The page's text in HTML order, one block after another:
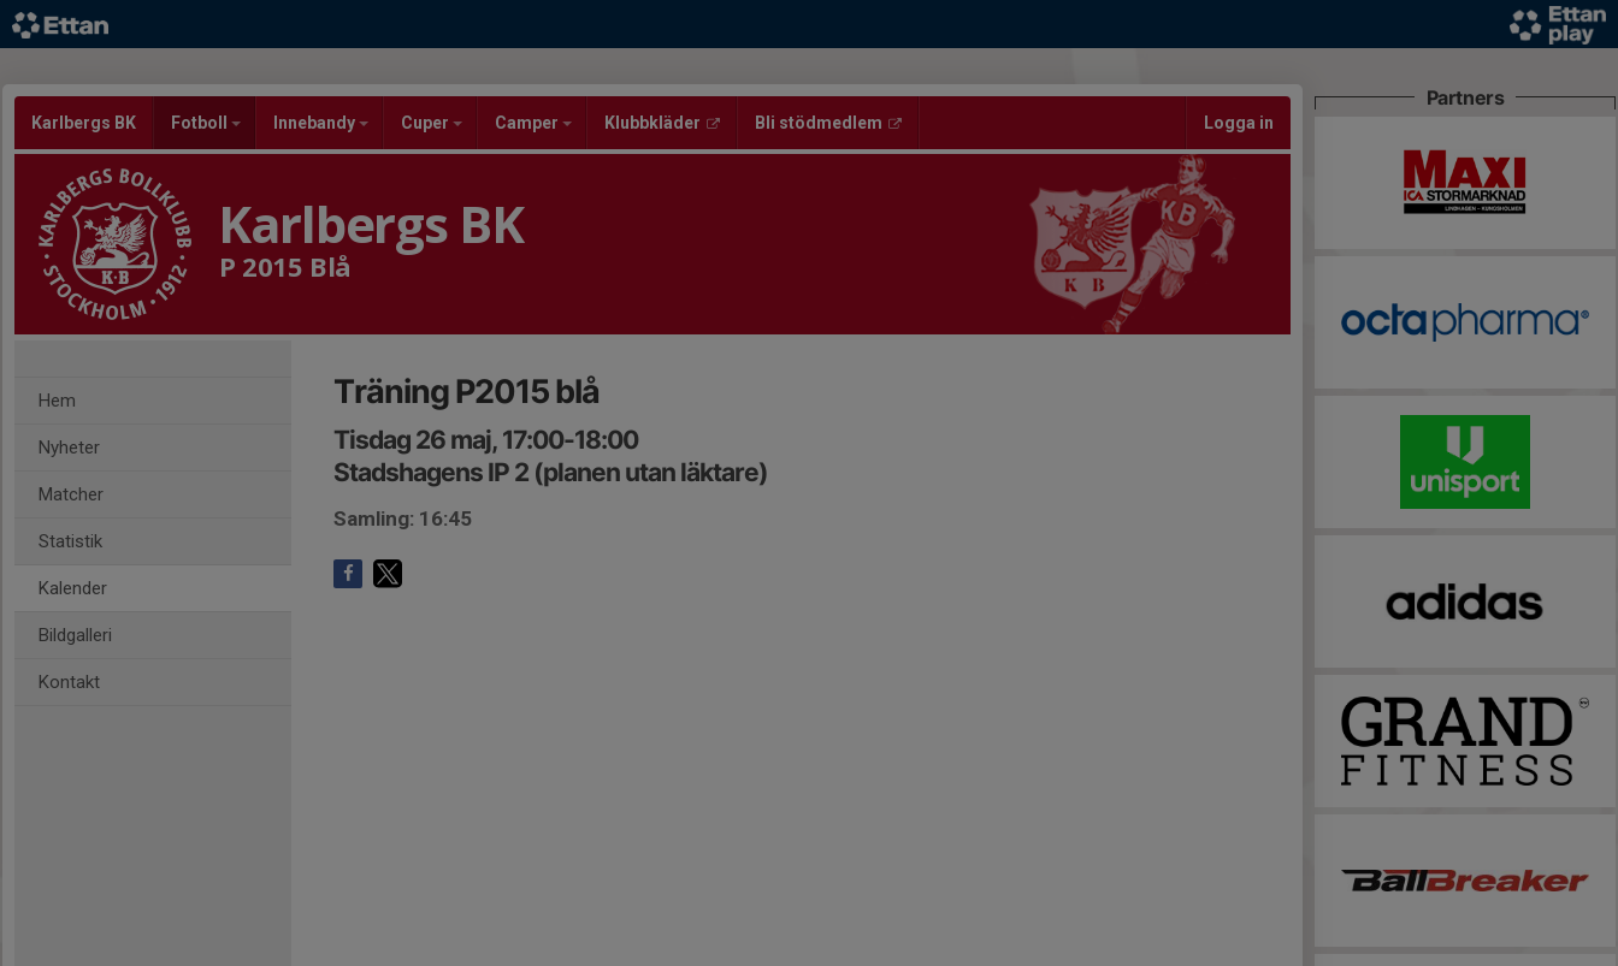
Karlbergs BK Fotboll Innebandy Cuper Camper Klubbkläder Bli stödmedlem Logga in
Karlbergs BK
P 2015 Blå
Hem
Nyheter
Matcher
Statistik
Kalender
Bildgalleri
Kontakt
Träning P2015 blå
Tisdag 26 maj, 17:00-18:00
Stadshagens IP 2 (planen utan läktare)
Samling: 16:45
Partners